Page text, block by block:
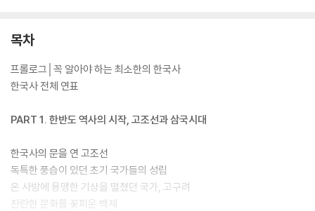
목차
프롤로그│꼭 알아야 하는 최소한의 한국사
한국사 전체 연표
PART 1. 한반도 역사의 시작, 고조선과 삼국시대
한국사의 문을 연 고조선
독특한 풍습이 있던 초기 국가들의 성립
온 사방에 용맹한 기상을 떨쳤던 국가, 고구려
찬란한 문화를 꽃피운 백제